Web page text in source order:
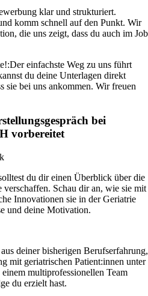
klar und strukturiert.
komm schnell auf den Punkt. Wir
die uns zeigt, dass du auch im Job
Der einfachste Weg zu uns führt
du deine Unterlagen direkt
sie bei uns ankommen. Wir freuen
bei
vorbereitet
du dir einen Überblick über die
Schau dir an, wie sie mit
Innovationen sie in der Geriatrie
und deine Motivation.
deiner bisherigen Berufserfahrung,
mit geriatrischen Patient:innen unter
multiprofessionellen Team
du erzielt hast.